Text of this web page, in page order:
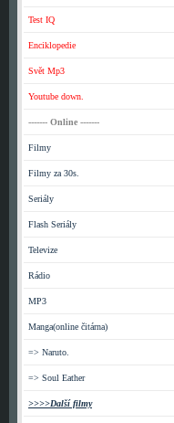
Test IQ
Enciklopedie
Svět Mp3
Youtube down.
------- Online -------
Filmy
Filmy za 30s.
Seriály
Flash Seriály
Televize
Rádio
MP3
Manga(online čitárna)
=> Naruto.
=> Soul Eather
>>>>Další filmy